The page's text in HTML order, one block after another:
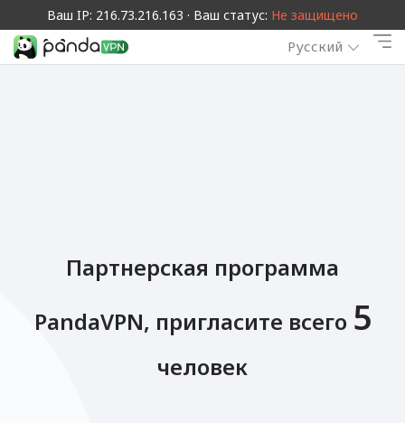
Ваш IP: 216.73.216.163 · Ваш статус: Не защищено
Русский
Партнерская программа
PandaVPN, пригласите всего 5
человек